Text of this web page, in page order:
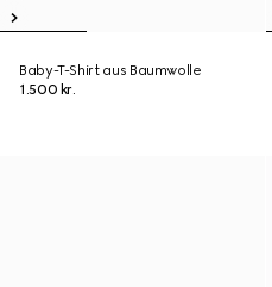
Baby-T-Shirt aus Baumwolle
1.500 kr.